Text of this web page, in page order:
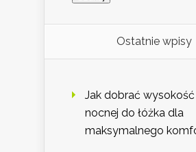
Ostatnie wpisy
Jak dobrać
nocnej do łóżka dla
maksymalnego